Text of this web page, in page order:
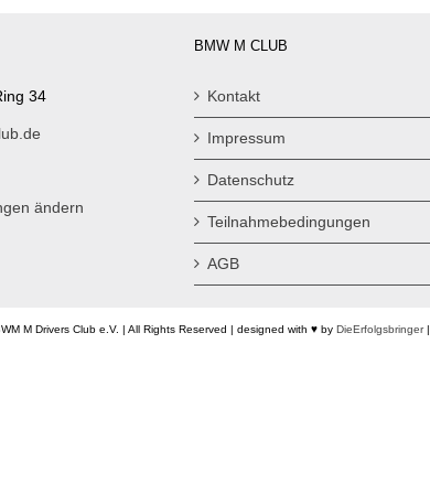
34
ändern
BMW M CLUB
Kontakt
Impressum
Datenschutz
Teilnahmebedingungen
AGB
M Drivers Club e.V. | All Rights Reserved | designed with ♥ by DieErfolgsbringer|